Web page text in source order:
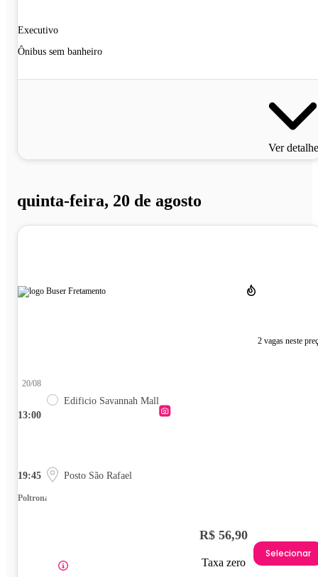
Executivo
Ônibus sem banheiro
Ver
quinta-feira, 20 de agosto
2 vagas neste
13:00
20/08
Edificio Savannah Mall
19:45 Posto São Rafael
Poltrona
R$ 56,90
Taxa zero
Selecionar